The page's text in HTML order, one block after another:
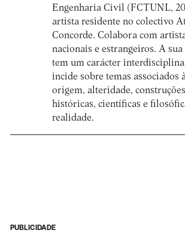
Engenharia Civil (FCTUNL,
artista residente no colectivo
Concorde. Colabora com
nacionais e estrangeiros. A
tem um carácter
incide sobre temas associados
origem, alteridade, construções
históricas, científicas e
realidade.
PUBLICIDADE